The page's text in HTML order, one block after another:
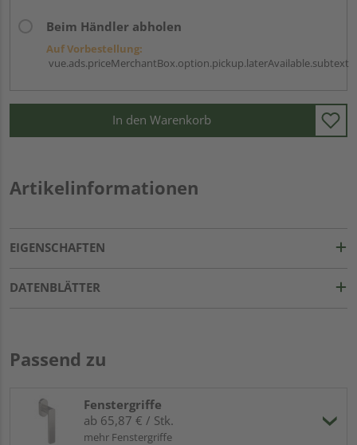
Beim Händler abholen
Auf Vorbestellung:
vue.ads.priceMerchantBox.option.pickup.laterAvailable.subtext
In den Warenkorb
Artikelinformationen
EIGENSCHAFTEN
DATENBLÄTTER
Passend zu
Fenstergriffe
ab 65,87 € / Stk.
mehr Fenstergriffe